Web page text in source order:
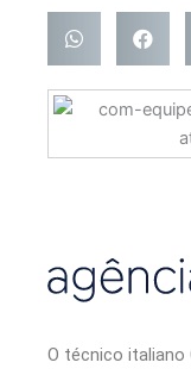
O técnico